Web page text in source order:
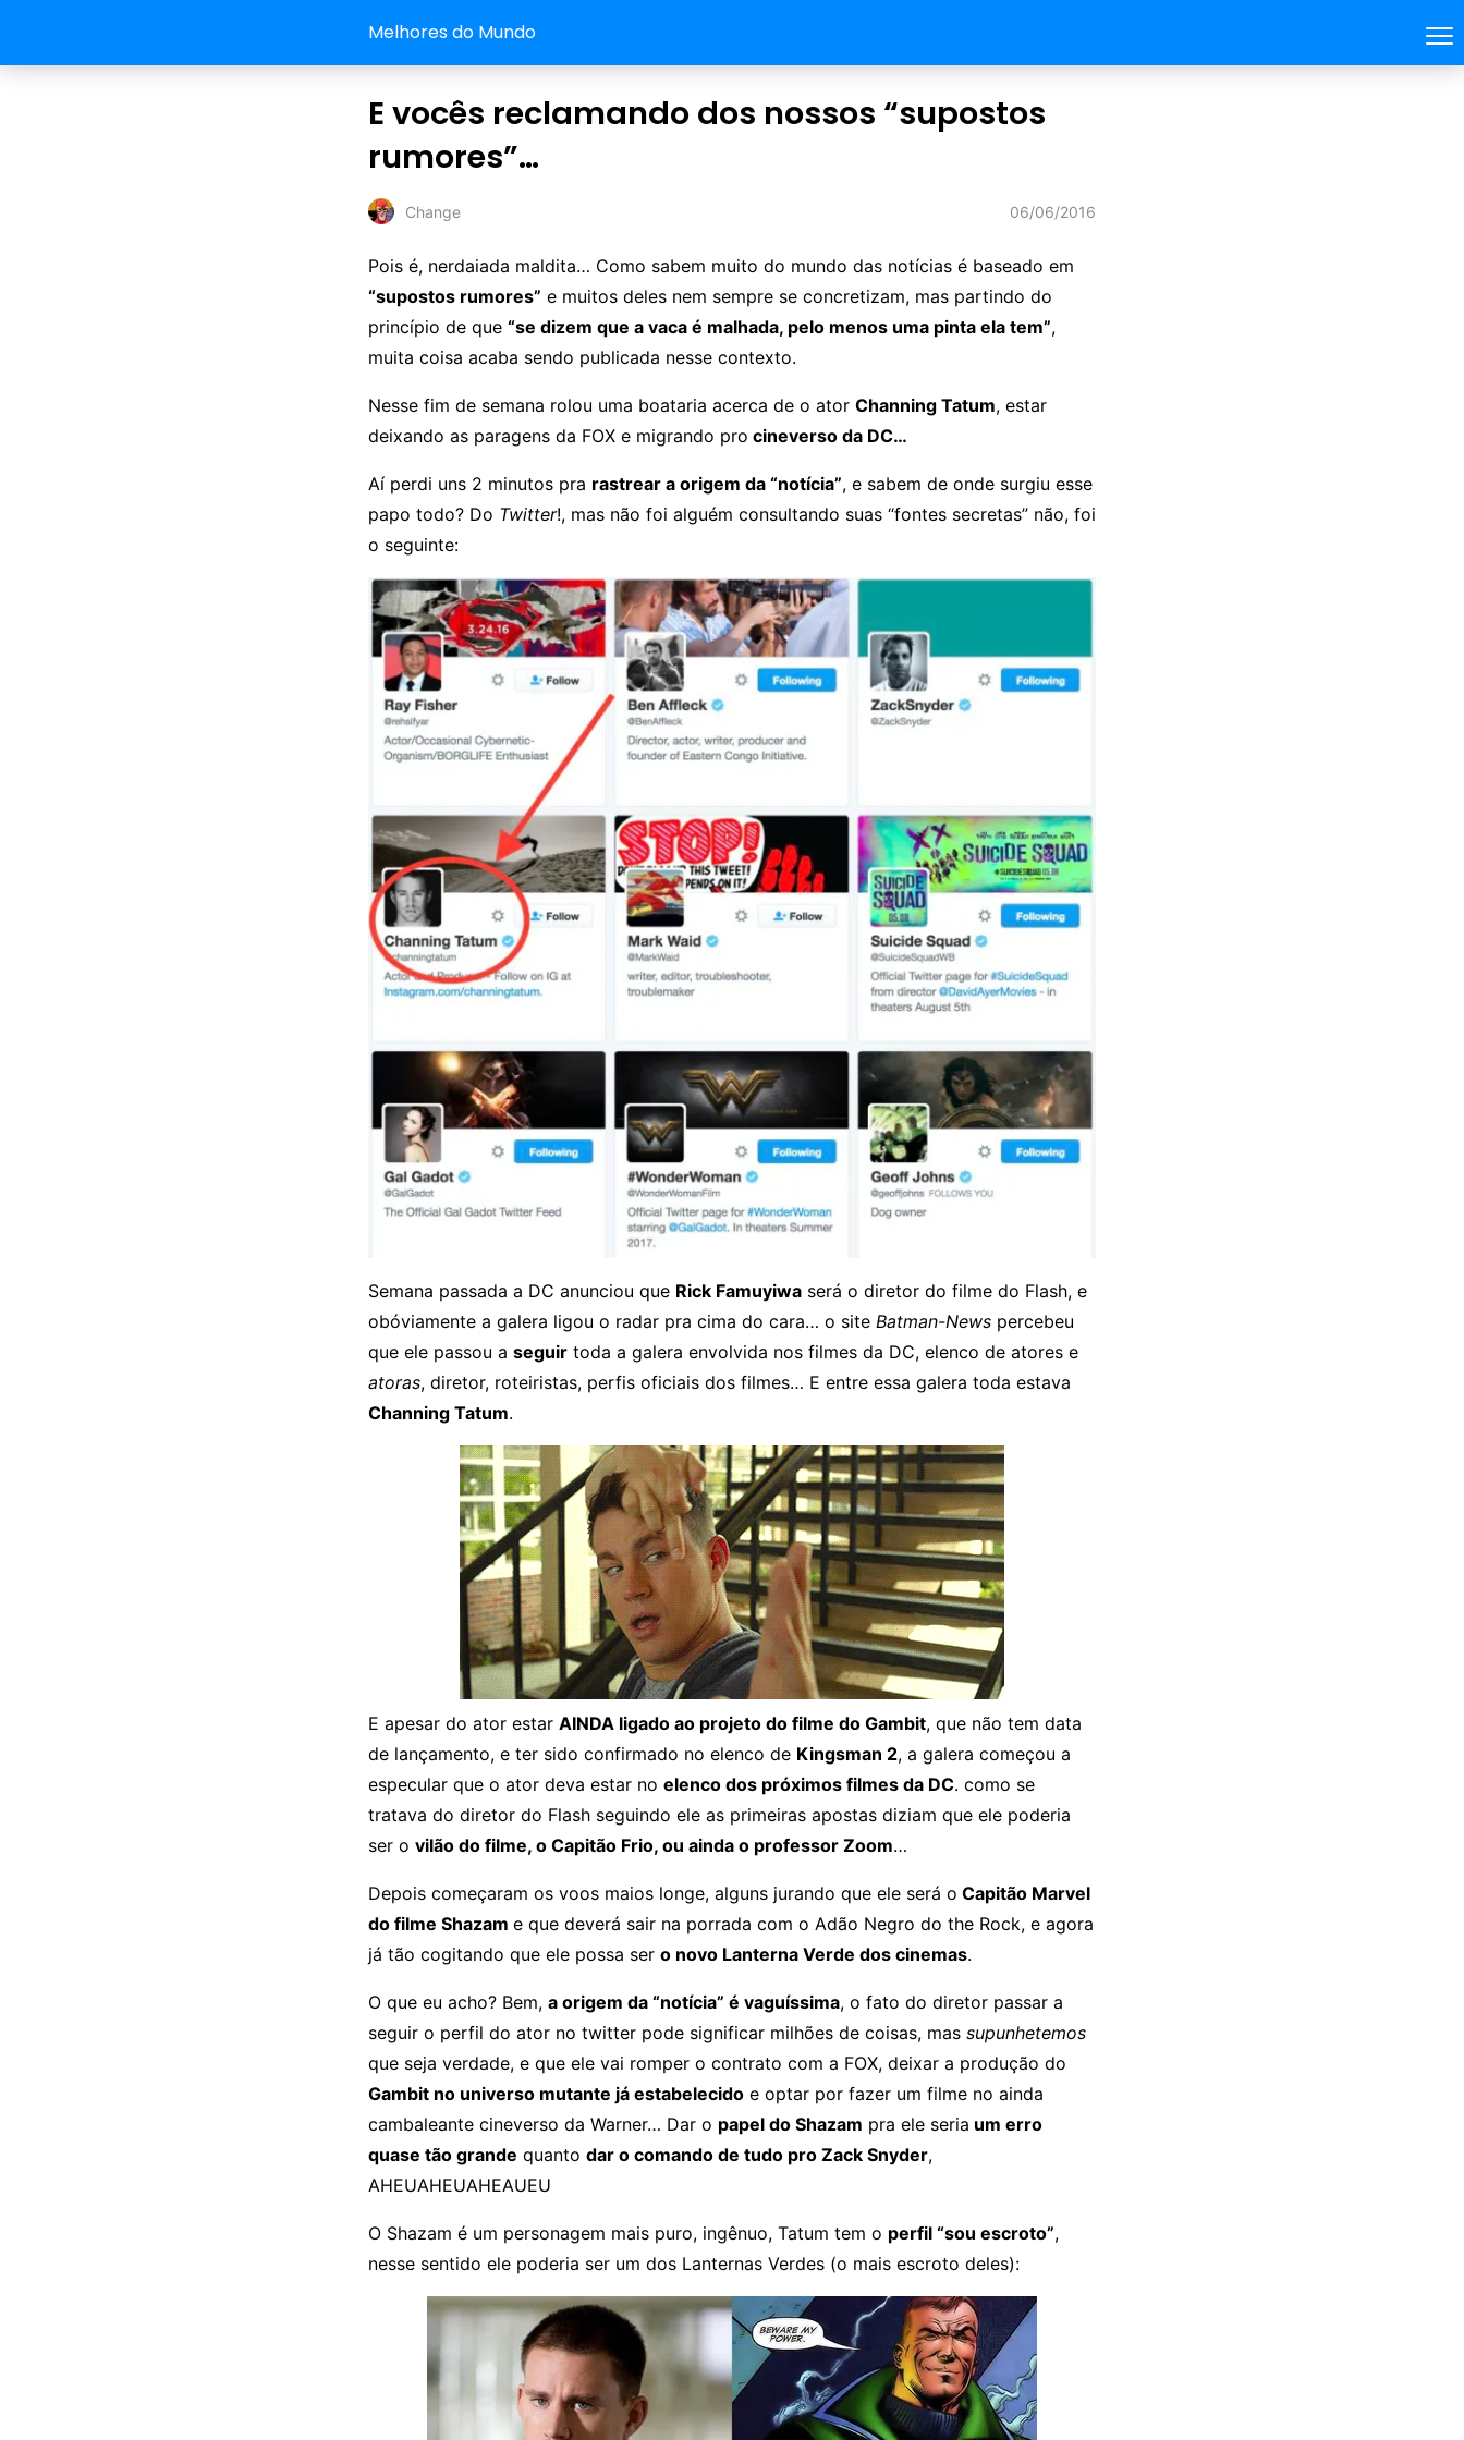
Melhores do Mundo
E vocês reclamando dos nossos “supostos
rumores”…
Change 06/06/2016
Pois é, nerdaiada maldita… Como sabem muito do mundo das notícias é baseado em
“supostos rumores” e muitos deles nem sempre se concretizam, mas partindo do
princípio de que “se dizem que a vaca é malhada, pelo menos uma pinta ela tem”,
muita coisa acaba sendo publicada nesse contexto.
Nesse fim de semana rolou uma boataria acerca de o ator Channing Tatum, estar
deixando as paragens da FOX e migrando pro cineverso da DC…
Aí perdi uns 2 minutos pra rastrear a origem da “notícia”, e sabem de onde surgiu esse
papo todo? Do Twitter!, mas não foi alguém consultando suas “fontes secretas” não, foi
o seguinte:
Semana passada a DC anunciou que Rick Famuyiwa será o diretor do filme do Flash, e
obóviamente a galera ligou o radar pra cima do cara… o site Batman-News percebeu
que ele passou a seguir toda a galera envolvida nos filmes da DC, elenco de atores e
atoras, diretor, roteiristas, perfis oficiais dos filmes… E entre essa galera toda estava
Channing Tatum.
E apesar do ator estar AINDA ligado ao projeto do filme do Gambit, que não tem data
de lançamento, e ter sido confirmado no elenco de Kingsman 2, a galera começou a
especular que o ator deva estar no elenco dos próximos filmes da DC. como se
tratava do diretor do Flash seguindo ele as primeiras apostas diziam que ele poderia
ser o vilão do filme, o Capitão Frio, ou ainda o professor Zoom…
Depois começaram os voos maios longe, alguns jurando que ele será o Capitão Marvel
do filme Shazam e que deverá sair na porrada com o Adão Negro do the Rock, e agora
já tão cogitando que ele possa ser o novo Lanterna Verde dos cinemas.
O que eu acho? Bem, a origem da “notícia” é vaguíssima, o fato do diretor passar a
seguir o perfil do ator no twitter pode significar milhões de coisas, mas supunhetemos
que seja verdade, e que ele vai romper o contrato com a FOX, deixar a produção do
Gambit no universo mutante já estabelecido e optar por fazer um filme no ainda
cambaleante cineverso da Warner… Dar o papel do Shazam pra ele seria um erro
quase tão grande quanto dar o comando de tudo pro Zack Snyder,
AHEUAHEUAHEAUEU
O Shazam é um personagem mais puro, ingênuo, Tatum tem o perfil “sou escroto”,
nesse sentido ele poderia ser um dos Lanternas Verdes (o mais escroto deles):